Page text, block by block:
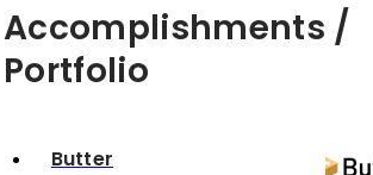
Accomplishments /
Portfolio
Butter